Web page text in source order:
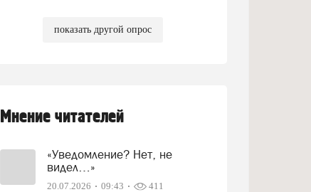
показать другой опрос
Мнение читателей
«Уведомление? Нет, не
видел…»
20.07.2026 09:43 411